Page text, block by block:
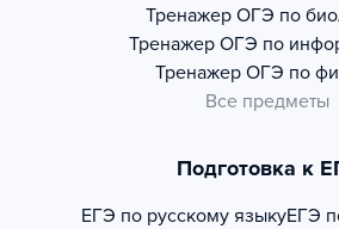
Тренажер ОГЭ по
Тренажер ОГЭ по
Тренажер ОГЭ по
Все предметы
Подготовка к
ЕГЭ по русскому языкуЕГЭ